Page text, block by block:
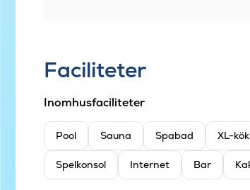
Faciliteter
Inomhusfaciliteter
Pool Sauna Spabad XL-kök
Spelkonsol Internet Bar